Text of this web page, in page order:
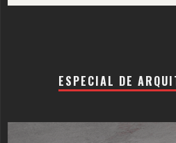
ESPECIAL DE